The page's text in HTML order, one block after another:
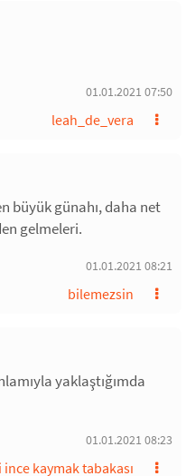
01.01.2021 07:50
leah_de_vera
büyük günahı, daha net
gelmeleri.
01.01.2021 08:21
bilemezsin
yaklaştığımda
01.01.2021 08:23
kaymak tabakası